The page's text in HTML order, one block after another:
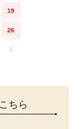
19
26
3
ちら